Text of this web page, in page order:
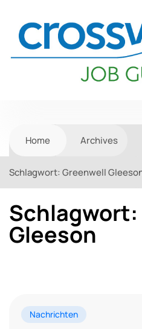
Home Archives
Schlagwort: Greenwell
Schlagwort:
Gleeson
Nachrichten